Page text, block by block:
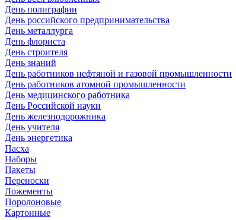
День полиграфии
День российского предпринимательства
День металлурга
День флориста
День строителя
День знаний
День работников нефтяной и газовой промышленности
День работников атомной промышленности
День медицинского работника
День Российской науки
День железнодорожника
День учителя
День энергетика
Пасха
Наборы
Пакеты
Переноски
Ложементы
Поролоновые
Картонные